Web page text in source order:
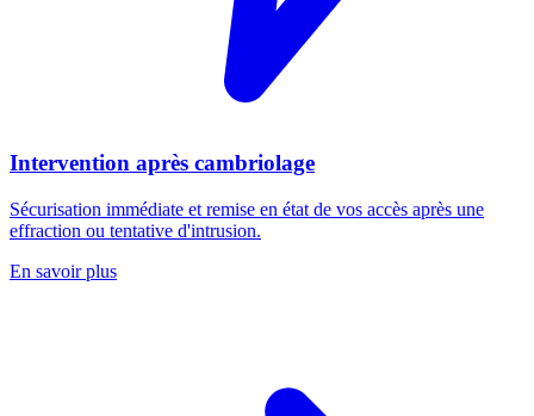
Intervention après cambriolage
Sécurisation immédiate et remise en état de vos accès après une
effraction ou tentative d'intrusion.
En savoir plus